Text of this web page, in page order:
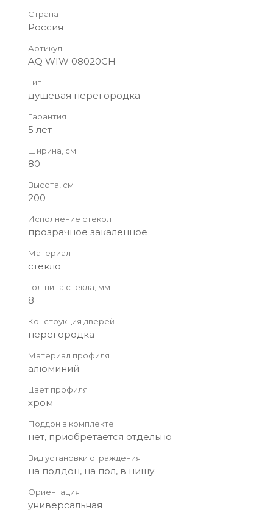
Страна
Россия
Артикул
AQ WIW 08020CH
Тип
душевая перегородка
Гарантия
5 лет
Ширина, см
80
Высота, см
200
Исполнение стекол
прозрачное закаленное
Материал
стекло
Толщина стекла, мм
8
Конструкция дверей
перегородка
Материал профиля
алюминий
Цвет профиля
хром
Поддон в комплекте
нет, приобретается отдельно
Вид установки ограждения
на поддон, на пол, в нишу
Ориентация
универсальная